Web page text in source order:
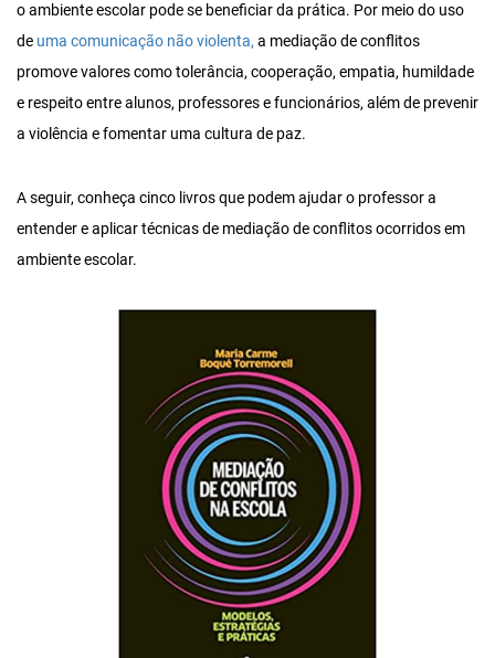
o ambiente escolar pode se beneficiar da prática. Por meio do uso
de uma comunicação não violenta, a mediação de conflitos
promove valores como tolerância, cooperação, empatia, humildade
e respeito entre alunos, professores e funcionários, além de prevenir
a violência e fomentar uma cultura de paz.
A seguir, conheça cinco livros que podem ajudar o professor a
entender e aplicar técnicas de mediação de conflitos ocorridos em
ambiente escolar.